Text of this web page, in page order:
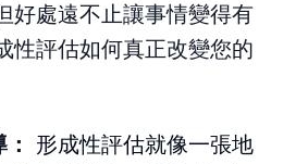
好處遠不止讓事情變得有
性評估如何真正改變您的
形成性評估就像一張地